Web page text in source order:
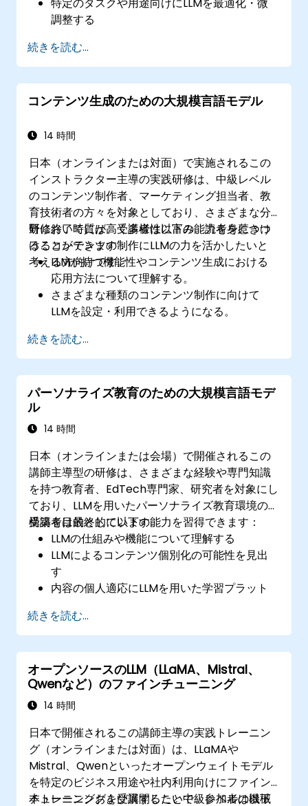
調整する
強化学習技術がLLMの性能向上にどう寄与で
きるかを学ぶ
続きを読む...
コンテンツ生成のための大規模言語モデル
14 時間
日本（オンラインまたは対面）で実施されるこの
インストラクター主導の実践研修は、中級レベル
のコンテンツ制作者、マーケティング担当者、教
育技術者の方々を対象としており、さまざまな分
野において質が高く多様性に富み、読者を惹きつ
けるコンテンツの制作にLLMの力を活かしたいと
考える方向けです。
研修終了時には、受講者は以下の能力を身につけ
ることができます：
LLMが持つ機能性やコンテンツ生成における
応用方法について理解する。
さまざまな種類のコンテンツ制作に向けて
LLMを設定・利用できるようになる。
作成やファインチューニングのベストプラク
ティスを実践できる。
AI生成コンテンツの品質を見極め、ターゲッ
ト読者に合わせて改良する方法を習得する。
ンツ制作に関する高度なテクニックを探求で
続きを読む...
パーソナライズ教育のための大規模言語モデ
ル
14 時間
日本（オンラインまたは会場）で開催されるこの
講師主導型の研修は、さまざまな経験や専門知識
を持つ教育者、EdTech専門家、研究者を対象にし
ており、LLMを用いたパーソナライズ教育環境の
構築を目的としています。
受講者は最終的に以下の能力を習得できます：
LLMの仕組みや機能について理解する
LLMによるコンテンツ個別化の可能性を見出
す
内容の個人適応にLLMを用いた学習プラット
生徒の参加意欲や学習成果向上へ向けたLLM
駆動型戦略を実行可能
教育環境下におけるLLMの効果性を評価し、
データに基づく改善を行える
続きを読む...
オープンソースのLLM（LLaMA、Mistral、
Qwenなど）のファインチューニング
14 時間
日本で開催されるこの講師主導の実践トレーニン
グ（オンラインまたは対面）は、LLaMAや
Mistral、Qwenといったオープンウェイトモデル
を特定のビジネス用途や社内利用向けにファイン
チューニングおよび展開したい中級レベルの機械
本トレーニングを受講することで、参加者は以下